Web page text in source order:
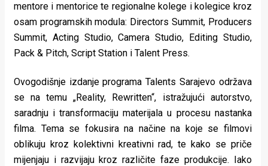
Aktuelnosti
Promo
About
Urban
mentore i mentorice te regionalne kolege i kolegice kroz
osam programskih modula: Directors Summit, Producers
Summit, Acting Studio, Camera Studio, Editing Studio,
Pack & Pitch, Script Station i Talent Press.
Ovogodišnje izdanje programa Talents Sarajevo održava
se na temu „Reality, Rewritten“, istražujući autorstvo,
saradnju i transformaciju materijala u procesu nastanka
filma. Tema se fokusira na načine na koje se filmovi
oblikuju kroz kolektivni kreativni rad, te kako se priče
mijenjaju i razvijaju kroz različite faze produkcije. Iako